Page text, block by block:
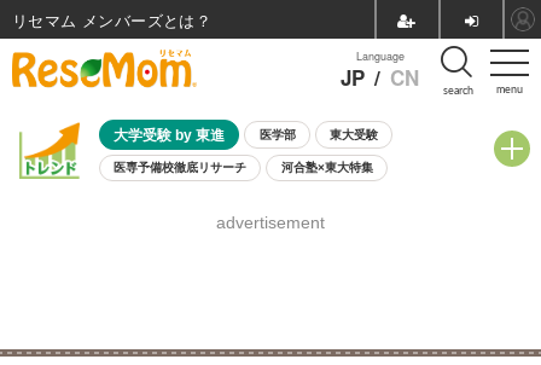
menu
Language
JP / CN search
大学受験 by 東進 医学部 東大受験
医専予備校徹底リサーチ 河合塾×東大特集
8月開催学校説明会・相談会
advertisement
リセマム メンバーズ